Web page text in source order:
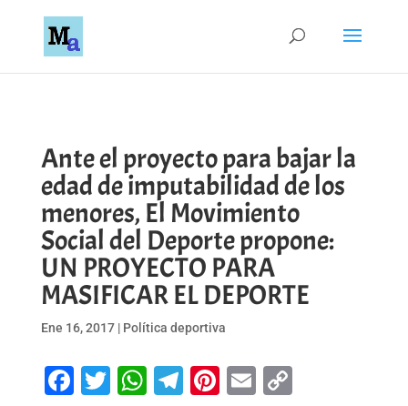
Ante el proyecto para bajar la
edad de imputabilidad de los
menores, El Movimiento
Social del Deporte propone:
UN PROYECTO PARA
MASIFICAR EL DEPORTE
Ene 16, 2017| Política deportiva
Facebook
Twitter
WhatsApp
Telegram
Pinterest
EmailCopy